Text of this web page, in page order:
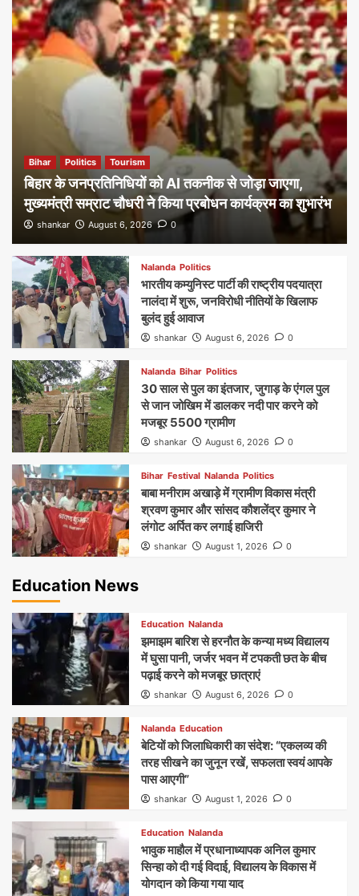
Bihar Politics Tourism
बिहार के जनप्रतिनिधियों को AI तकनीक से जोड़ा जाएगा,
मुख्यमंत्री सम्राट चौधरी ने किया प्रबोधन कार्यक्रम का शुभारंभ
shankar August 6, 2026 0
Nalanda Politics
भारतीय कम्युनिस्ट पार्टी की राष्ट्रीय पदयात्रा
नालंदा में शुरू, जनविरोधी नीतियों के खिलाफ
बुलंद हुई आवाज
shankar August 6, 2026 0
Nalanda Bihar Politics
30 साल से पुल का इंतजार, जुगाड़ के एंगल पुल
से जान जोखिम में डालकर नदी पार करने को
मजबूर 5500 ग्रामीण
shankar August 6, 2026 0
Bihar Festival Nalanda Politics
बाबा मनीराम अखाड़े में ग्रामीण विकास मंत्री
श्रवण कुमार और सांसद कौशलेंद्र कुमार ने
लंगोट अर्पित कर लगाई हाजिरी
shankar August 1, 2026 0
Education News
Education Nalanda
झमाझम बारिश से हरनौत के कन्या मध्य विद्यालय
में घुसा पानी, जर्जर भवन में टपकती छत के बीच
पढ़ाई करने को मजबूर छात्राएं
shankar August 6, 2026 0
Nalanda Education
बेटियों को जिलाधिकारी का संदेश: “एकलव्य की
तरह सीखने का जुनून रखें, सफलता स्वयं आपके
पास आएगी”
shankar August 1, 2026 0
Education Nalanda
भावुक माहौल में प्रधानाध्यापक अनिल कुमार
सिन्हा को दी गई विदाई, विद्यालय के विकास में
योगदान को किया गया याद